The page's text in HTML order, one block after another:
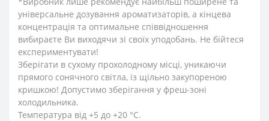
універсальне дозування ароматизаторів, а кінцева
концентрація та оптимальне співвідношення
вибираєте Ви виходячи зі своїх уподобань. Не бійтеся
експериментувати!
Зберігати в сухому прохолодному місці, уникаючи
прямого сонячного світла, із щільно закупореною
кришкою! Допустимо зберігання у фреш-зоні
холодильника.
Температура від +5 до +20 °C.